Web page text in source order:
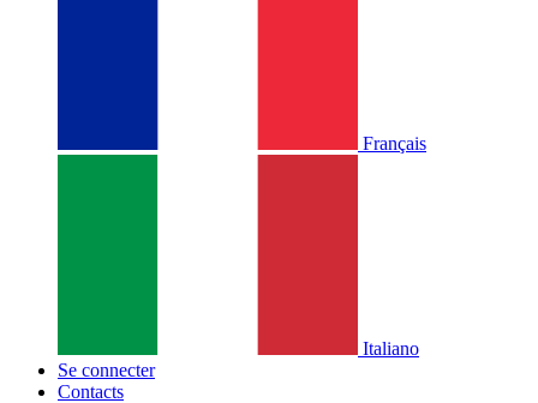
Français
Italiano
Se connecter
Contacts